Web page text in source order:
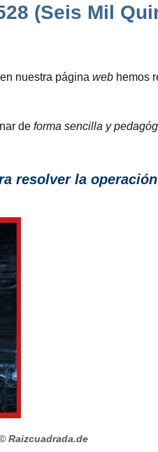
(Seis Mil
nuestra página web hemos
de forma sencilla y
resolver la
Raizcuadrada.de